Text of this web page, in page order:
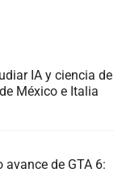
IA y ciencia de
México e Italia
de GTA 6: